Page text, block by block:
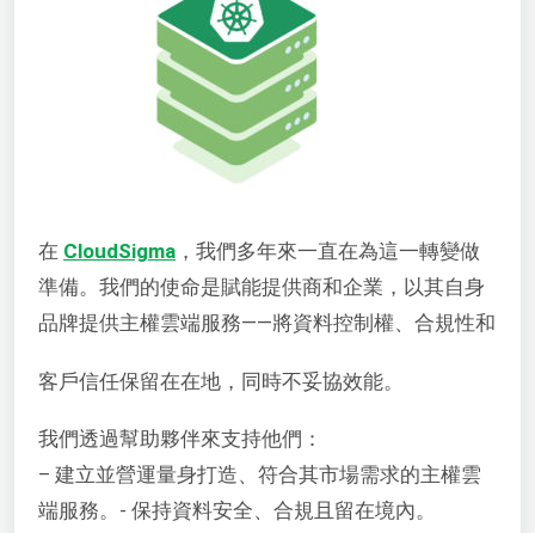
在 CloudSigma ，我們多年來一直在為這一轉變做
準備。我們的使命是賦能提供商和企業，以其自身
品牌提供主權雲端服務——將資料控制權、合規性和
客戶信任保留在在地，同時不妥協效能。
我們透過幫助夥伴來支持他們：
– 建立並營運量身打造、符合其市場需求的主權雲
端服務。- 保持資料安全、合規且留在境內。